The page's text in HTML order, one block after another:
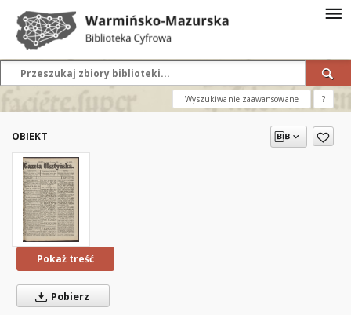
Wyszukiwanie zaawansowane ?
OBIEKT
Pokaż treść
Pobierz